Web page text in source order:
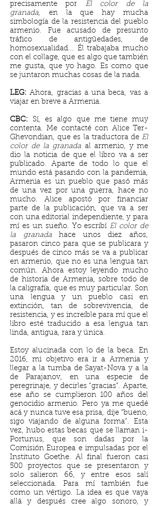
precisamente por El color de la
granada, en la que hay mucha
simbología de la resistencia del pueblo
armenio. Fue acusado de presunto
tráfico de antigüedades, de
homosexualidad... Él trabajaba mucho
con el collage, que es algo que también
me gusta, que yo hago. Es como que
se juntaron muchas cosas de la nada.
LEG:Ahora, gracias a una beca, vas a
viajar en breve a Armenia.
CBC: Sí, es algo que me tiene muy
contenta. Me contacté con Alice Ter-
Ghevondian, que es la traductora de El
color de la granada al armenio, y me
dio la noticia de que el libro va a ser
publicado. Aparte de todo lo que el
mundo está pasando con la pandemia,
Armenia es un pueblo que pasó más
de una vez por una guerra, hace no
mucho. Alice apostó por financiar
parte de la publicación, que va a ser
con una editorial independiente, y para
mí es un sueño. Yo escribí El color de
la granadahace unos diez años,
pasaron cinco para que se publicara y
después de cinco más se va a publicar
en armenio, que no es una lengua tan
común. Ahora estoy leyendo mucho
de historia de Armenia, sobre todo de
la caligrafía, que es muy particular. Son
una lengua y un pueblo casi en
extinción, tan de sobrevivencia, de
resistencia, y es increíble para mí que el
libro esté traducido a esa lengua tan
linda, antigua, rara y única.
Estoy alucinada con lo de la beca. En
2016, mi objetivo era ir a Armenia y
llegar a la tumba de Sayat-Nova y a la
de Parajanov, en una especie de
peregrinaje, y decirles “gracias”. Aparte,
ese año se cumplieron 100 años del
genocidio armenio. Pero ya me quedé
acá y nunca tuve esa prisa, dije “bueno,
sigo viajando de alguna forma”. Esta
vez, hubo estas becas que se llaman i-
Portunus, que son dadas por la
Comisión Europea e impulsadas por el
Instituto Goethe. Al final fueron casi
500 proyectos que se presentaron y
solo salieron 66, y entre esos salí
seleccionada. Para mí también fue
como un vértigo. La idea es que vaya
allá y después cree algo sonoro, y